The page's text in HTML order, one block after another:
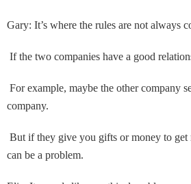
Gary: It’s where the rules are not always
If the two companies have a good
For example, maybe the other company
company.
But if they give you gifts or money to get
can be a problem.